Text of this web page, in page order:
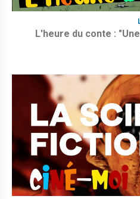
L'heure du conte :